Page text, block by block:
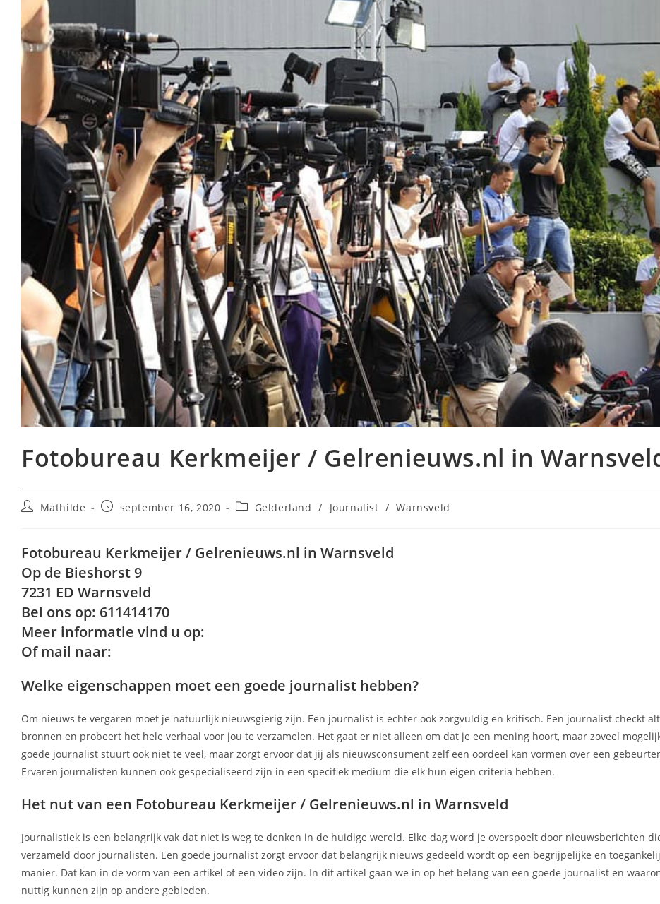
Fotobureau Kerkmeijer / Gelrenieuws.nl in
BerichtMathilde
Berichtseptember 16, 2020 Berichtcategorie:
Gelderland / Journalist / Warnsveld
Fotobureau Kerkmeijer / Gelrenieuws.nl in Warnsveld
Op de Bieshorst 9
7231 ED Warnsveld
Bel ons op: 611414170
Meer informatie vind u op:
Of mail naar:
Welke eigenschappen moet een goede journalist hebben?
Om nieuws te vergaren moet je natuurlijk nieuwsgierig zijn. Een journalist is echter ook zorgvuldig en kritisch. Een journalist checkt
bronnen en probeert het hele verhaal voor jou te verzamelen. Het gaat er niet alleen om dat je een mening hoort, maar zoveel
goede journalist stuurt ook niet te veel, maar zorgt ervoor dat jij als nieuwsconsument zelf een oordeel kan vormen over een
Ervaren journalisten kunnen ook gespecialiseerd zijn in een specifiek medium die elk hun eigen criteria hebben.
Het nut van een Fotobureau Kerkmeijer / Gelrenieuws.nl in Warnsveld
Journalistiek is een belangrijk vak dat niet is weg te denken in de huidige wereld. Elke dag word je overspoelt door nieuwsberichten
verzameld door journalisten. Een goede journalist zorgt ervoor dat belangrijk nieuws gedeeld wordt op een begrijpelijke en
manier. Dat kan in de vorm van een artikel of een video zijn. In dit artikel gaan we in op het belang van een goede journalist en
nuttig kunnen zijn op andere gebieden.